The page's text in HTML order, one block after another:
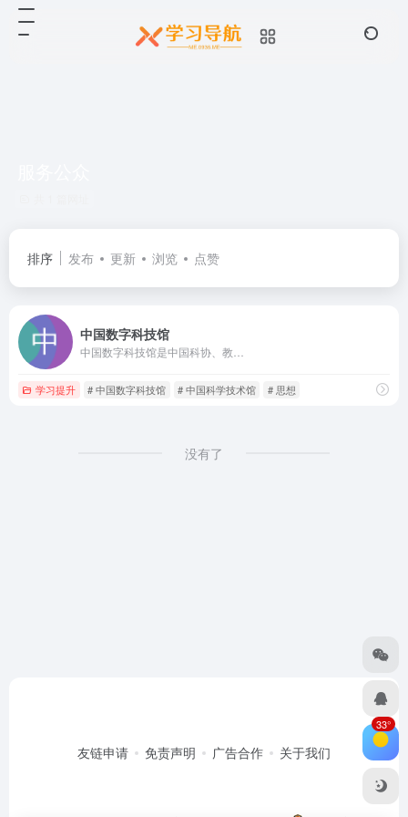
排序 发布 更新 浏览 点赞
中国数字科技馆
中国数字科技馆是中国科协、教…
学习提升 # 中国数字科技馆 # 中国科学技术馆 # 思想
没有了
友链申请 免责声明 广告合作 关于我们
33°